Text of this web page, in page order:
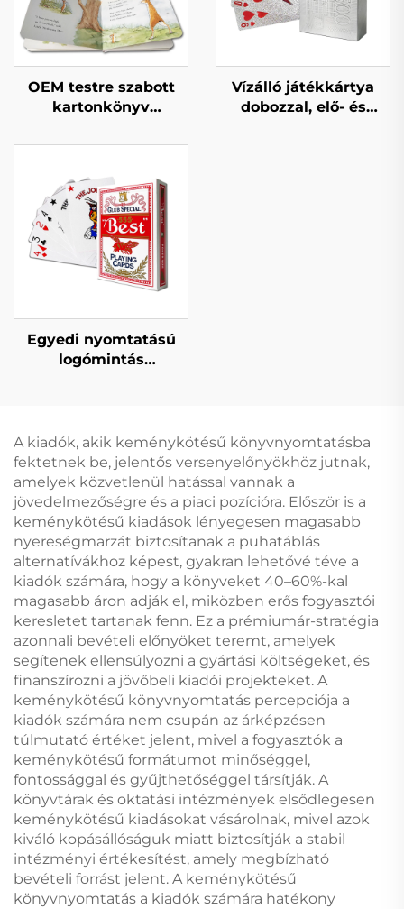
OEM testre szabott
kartonkönyv
oktató jellegű
interaktív gyermek
kartonkönyvek
nyomtatása
Vízálló játékkártya
dobozzal, elő- és
Egyedi nyomtatású
logómintás
játszókártya dobozzal
A kiadók, akik keménykötésű könyvnyomtatásba
fektetnek be, jelentős versenyelőnyökhöz jutnak,
amelyek közvetlenül hatással vannak a
jövedelmezőségre és a piaci pozícióra. Először is a
keménykötésű kiadások lényegesen magasabb
nyereségmarzát biztosítanak a puhatáblás
alternatívákhoz képest, gyakran lehetővé téve a
kiadók számára, hogy a könyveket 40–60%-kal
magasabb áron adják el, miközben erős fogyasztói
keresletet tartanak fenn. Ez a prémiumár-stratégia
azonnali bevételi előnyöket teremt, amelyek
segítenek ellensúlyozni a gyártási költségeket, és
finanszírozni a jövőbeli kiadói projekteket. A
keménykötésű könyvnyomtatás percepciója a
kiadók számára nem csupán az árképzésen
túlmutató értéket jelent, mivel a fogyasztók a
keménykötésű formátumot minőséggel,
fontossággal és gyűjthetőséggel társítják. A
könyvtárak és oktatási intézmények elsődlegesen
keménykötésű kiadásokat vásárolnak, mivel azok
kiváló kopásállóságuk miatt biztosítják a stabil
intézményi értékesítést, amely megbízható
bevételi forrást jelent. A keménykötésű
könyvnyomtatás a kiadók számára hatékony